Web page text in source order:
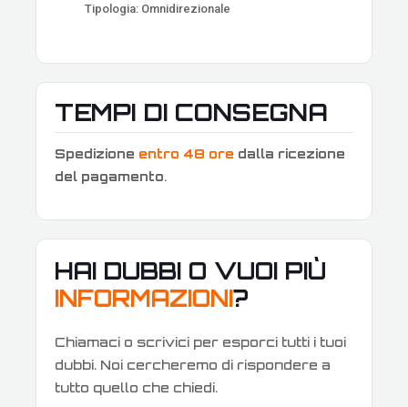
Tipologia: Omnidirezionale
TEMPI DI CONSEGNA
Spedizione entro 48 ore dalla ricezione
del pagamento.
HAI DUBBI O VUOI PIÙ
INFORMAZIONI?
Chiamaci o scrivici per esporci tutti i tuoi
dubbi. Noi cercheremo di rispondere a
tutto quello che chiedi.